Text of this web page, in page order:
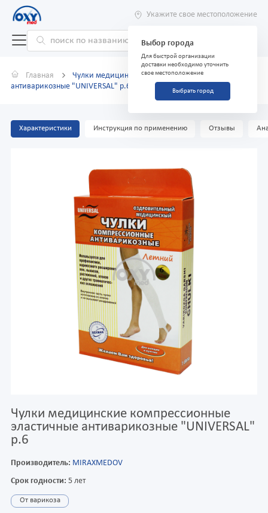
Укажите свое местоположение
Выбор города
Для быстрой организации
доставки необходимо уточнить
свое местоположение
Выбрать город
Главная
Чулки медицинские компрессионные эластичные
антиварикозные "UNIVERSAL" р.6
Характеристики Инструкция по применению Отзывы
Чулки медицинские компрессионные
эластичные антиварикозные "UNIVERSAL"
р.6
Производитель: MIRAXMEDOV
Срок годности: 5 лет
От варикоза